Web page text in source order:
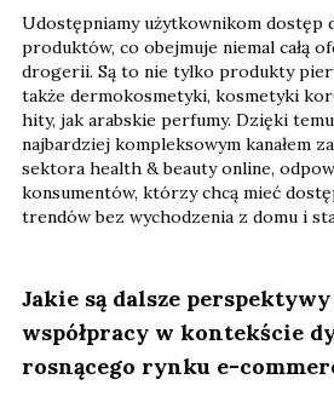
Udostępniamy użytkownikom dostęp
produktów, co obejmuje niemal całą
drogerii. Są to nie tylko produkty
także dermokosmetyki, kosmetyki
hity, jak arabskie perfumy. Dzięki
najbardziej kompleksowym kanałem
sektora health & beauty online,
konsumentów, którzy chcą mieć
trendów bez wychodzenia z domu i
Jakie są dalsze
współpracy w kontekście
rosnącego rynku e-